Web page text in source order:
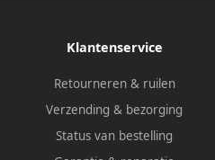
Klantenservice
Retourneren & ruilen
Verzending & bezorging
Status van bestelling